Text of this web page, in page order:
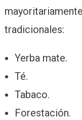
tradicionales:
Yerba mate.
Té.
Tabaco.
Forestación.